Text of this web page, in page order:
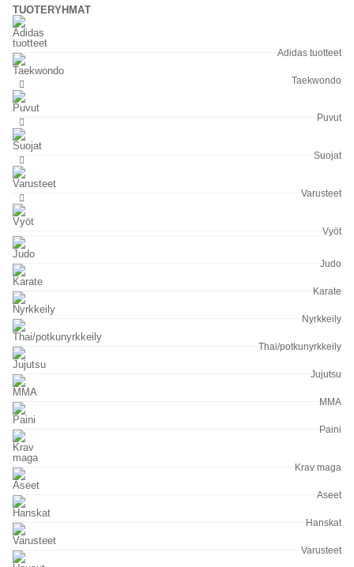
TUOTERYHMÄT
Adidas tuotteet
Taekwondo
Puvut
Suojat
Varusteet
Vyöt
Judo
Karate
Nyrkkeily
Thai/potkunyrkkeily
Jujutsu
MMA
Paini
Krav maga
Aseet
Hanskat
Varusteet